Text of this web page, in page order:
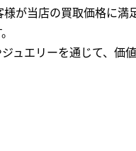
が当店の買取価格に満
ュエリーを通じて、価